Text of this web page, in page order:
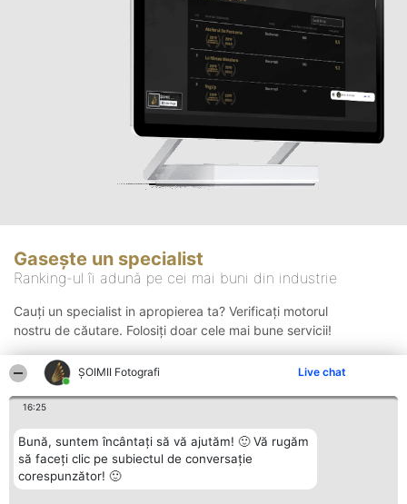
ȘOIMII Fotografi Live chat
16:25
Bună, suntem încântați să vă ajutăm! 🙂 Vă rugăm
să faceți clic pe subiectul de conversație
corespunzător! 🙂
Gasește un specialist
Ranking-ul îi adună pe cei mai buni din industrie
Cauți un specialist in apropierea ta? Verificați motorul
nostru de căutare. Folosiți doar cele mai bune servicii!